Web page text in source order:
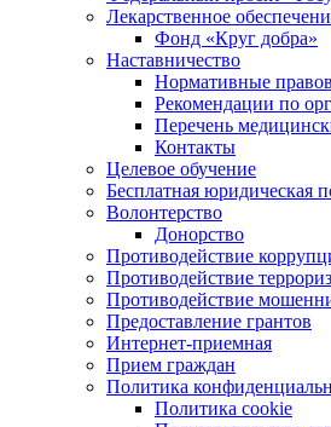
Лекарственное
Фонд «Круг добра»
Наставничество
Нормативные
Рекомендации по
Перечень
Контакты
Целевое обучение
Бесплатная юридическая
Волонтерство
Донорство
Противодействие
Противодействие
Противодействие
Предоставление грантов
Интернет-приемная
Прием граждан
Политика
Политика cookie